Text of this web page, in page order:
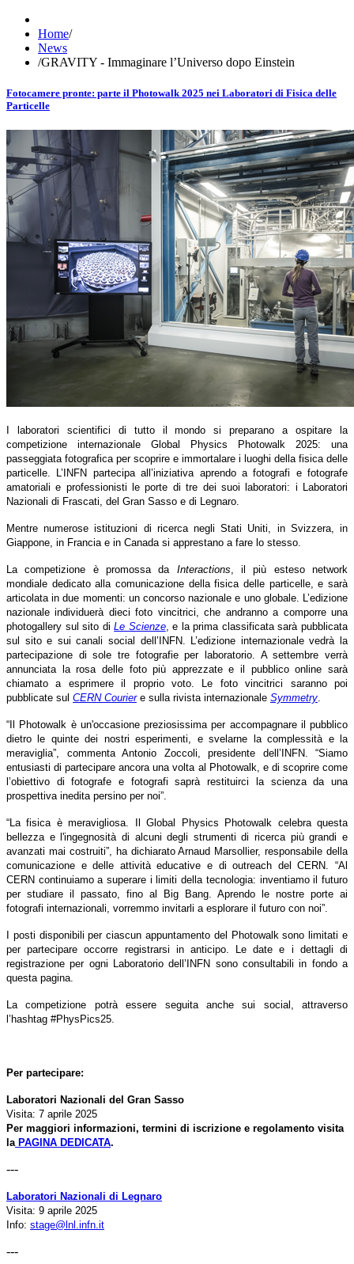
Home/
News
/GRAVITY - Immaginare l’Universo dopo Einstein
Fotocamere pronte: parte il Photowalk 2025 nei Laboratori di Fisica delle
Particelle
I laboratori scientifici di tutto il mondo si preparano a ospitare la
competizione internazionale Global Physics Photowalk 2025: una
passeggiata fotografica per scoprire e immortalare i luoghi della fisica delle
particelle. L’INFN partecipa all’iniziativa aprendo a fotografi e fotografe
amatoriali e professionisti le porte di tre dei suoi laboratori: i Laboratori
Nazionali di Frascati, del Gran Sasso e di Legnaro.
Mentre numerose istituzioni di ricerca negli Stati Uniti, in Svizzera, in
Giappone, in Francia e in Canada si apprestano a fare lo stesso.
La competizione è promossa da Interactions, il più esteso network
mondiale dedicato alla comunicazione della fisica delle particelle, e sarà
articolata in due momenti: un concorso nazionale e uno globale. L’edizione
nazionale individuerà dieci foto vincitrici, che andranno a comporre una
photogallery sul sito diLe Scienze, e la prima classificata sarà pubblicata
sul sito e sui canali social dell’INFN. L’edizione internazionale vedrà la
partecipazione di sole tre fotografie per laboratorio. A settembre verrà
annunciata la rosa delle foto più apprezzate e il pubblico online sarà
chiamato a esprimere il proprio voto. Le foto vincitrici saranno poi
pubblicate sul CERN Couriere sulla rivista internazionale Symmetry.
“Il Photowalk è un'occasione preziosissima per accompagnare il pubblico
dietro le quinte dei nostri esperimenti, e svelarne la complessità e la
meraviglia”, commenta Antonio Zoccoli, presidente dell’INFN. “Siamo
entusiasti di partecipare ancora una volta al Photowalk, e di scoprire come
l’obiettivo di fotografe e fotografi saprà restituirci la scienza da una
prospettiva inedita persino per noi”.
“La fisica è meravigliosa. Il Global Physics Photowalk celebra questa
bellezza e l'ingegnosità di alcuni degli strumenti di ricerca più grandi e
avanzati mai costruiti”, ha dichiarato Arnaud Marsollier, responsabile della
comunicazione e delle attività educative e di outreach del CERN. “Al
CERN continuiamo a superare i limiti della tecnologia: inventiamo il futuro
per studiare il passato, fino al Big Bang. Aprendo le nostre porte ai
fotografi internazionali, vorremmo invitarli a esplorare il futuro con noi”.
I posti disponibili per ciascun appuntamento del Photowalk sono limitati e
per partecipare occorre registrarsi in anticipo. Le date e i dettagli di
registrazione per ogni Laboratorio dell’INFN sono consultabili in fondo a
questa pagina.
La competizione potrà essere seguita anche sui social, attraverso
l’hashtag #PhysPics25.
Per partecipare:
Laboratori Nazionali del Gran Sasso
Visita: 7 aprile 2025
Per maggiori informazioni, termini di iscrizione e regolamento visita
laPAGINA DEDICATA.
---
Laboratori Nazionali di Legnaro
Visita: 9 aprile 2025
Info: stage@lnl.infn.it
---